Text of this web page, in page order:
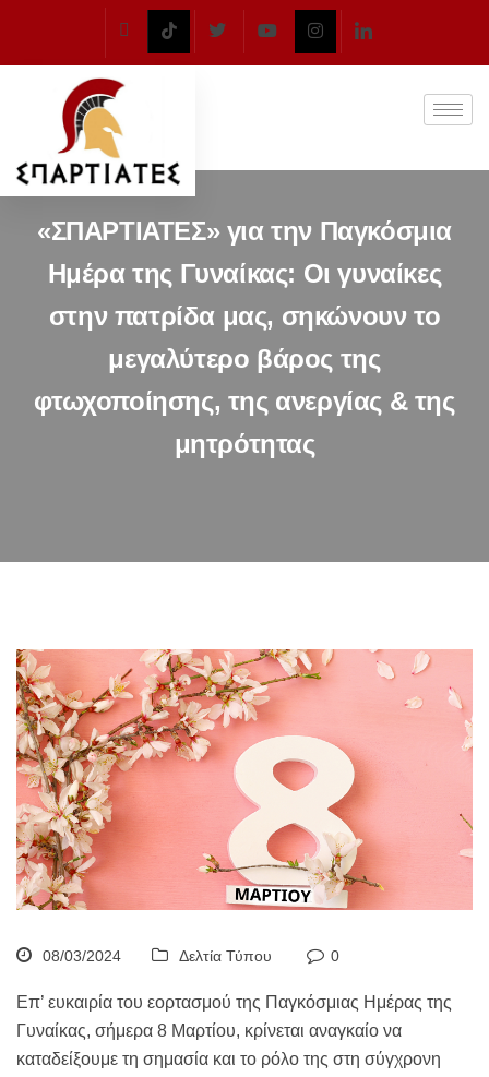
«ΣΠΑΡΤΙΑΤΕΣ» για την Παγκόσμια
Ημέρα της Γυναίκας: Οι γυναίκες
στην πατρίδα μας, σηκώνουν το
μεγαλύτερο βάρος της
φτωχοποίησης, της ανεργίας & της
μητρότητας
08/03/2024 Δελτία Τύπου 0
Επ’ ευκαιρία του εορτασμού της Παγκόσμιας Ημέρας της
Γυναίκας, σήμερα 8 Μαρτίου, κρίνεται αναγκαίο να
καταδείξουμε τη σημασία και το ρόλο της στη σύγχρονη